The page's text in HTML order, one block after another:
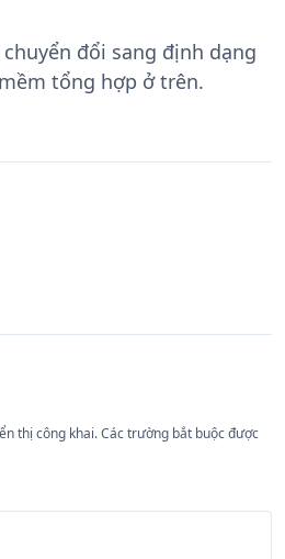
đổi sang định dạng
tổng hợp ở trên.
thị công khai.Các trường bắt buộc được